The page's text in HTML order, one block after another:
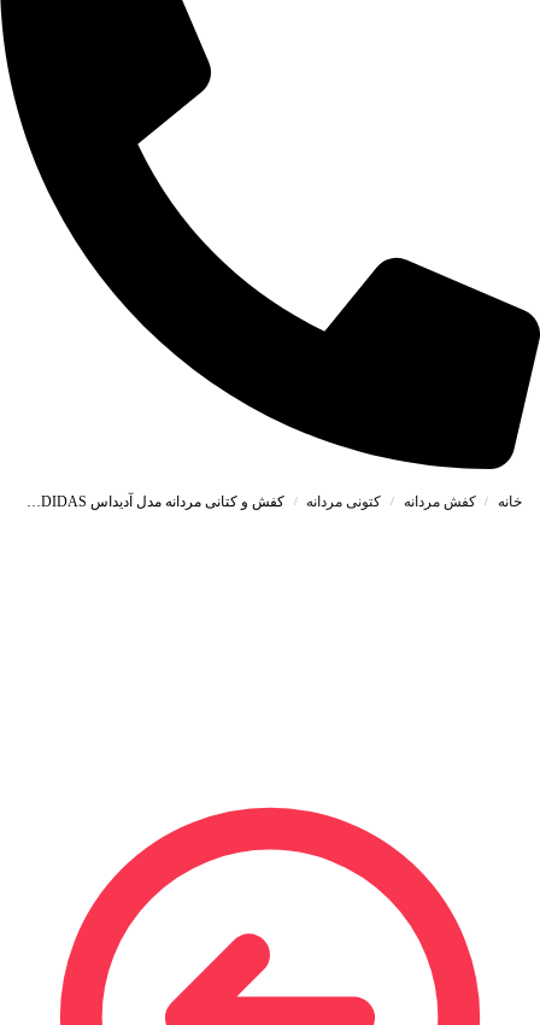
خانه / کفش مردانه / کتونی مردانه / کفش و کتانی مردانه مدل آدیداس ADIDAS رنگ مشکی کد 1390